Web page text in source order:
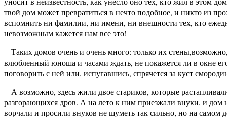
твой дом может превратиться в нечто подобное, и никто из
вспомнить ни фамилии, ни имени, ни внешности тех, кто
невозможным кажется нам все это!
Таких домов очень и очень много: только их
влюбленный юноша и часами ждать, не покажется ли в окне
поговорить с ней или, испугавшись, спрячется за куст
А возможно, здесь жили двое стариков, которые
разгорающихся дров. А на лето к ним приезжали внуки, и
ворчали и просили внуков не шуметь так сильно, но на самом